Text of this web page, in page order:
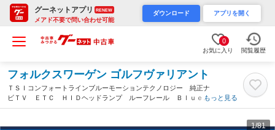
グーネットアプリ RENEW
メアド不要で問い合わせ可能
ダウンロード アプリを開く
0
お気に入り 閲覧履歴
フォルクスワーゲン ゴルフヴァリアント
ＴＳＩコンフォートラインブルーモーションテクノロジー 純正ナ
ビＴＶ ＥＴＣ ＨＩＤヘッドランプ ルーフレール Ｂｌｕｅｔ
ｏｏｔｈ １６インチ純正アルミホイール キーレス スペアキ
もっと見る
1/81